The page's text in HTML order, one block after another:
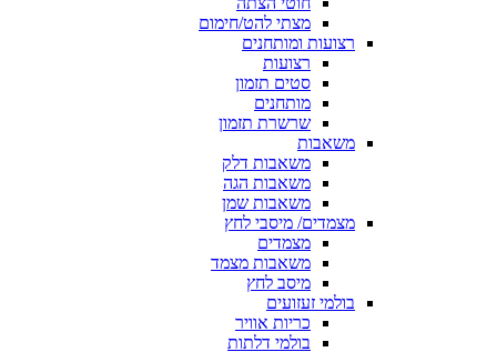
מצתי להט/חימום
רצועות ומותחנים
רצועות
סטים תזמון
מותחנים
שרשרת תזמון
משאבות
משאבות דלק
משאבות הגה
משאבות שמן
מצמדים/ מיסבי לחץ
מצמדים
משאבות מצמד
מיסב לחץ
בולמי זעזועים
כריות אוויר
בולמי דלתות